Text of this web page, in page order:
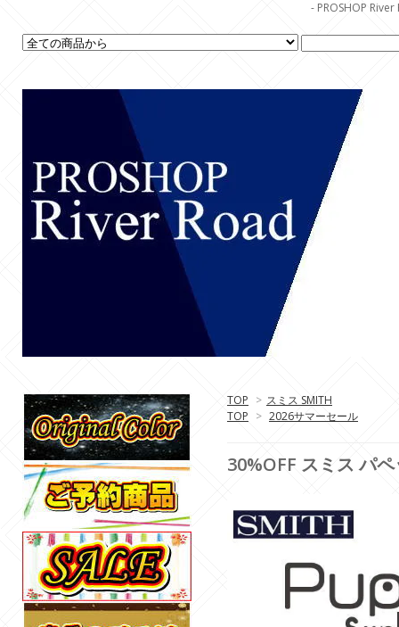
- PROSHOP
TOP > スミス SMITH
TOP > 2026サマーセール
30%OFF スミス パ